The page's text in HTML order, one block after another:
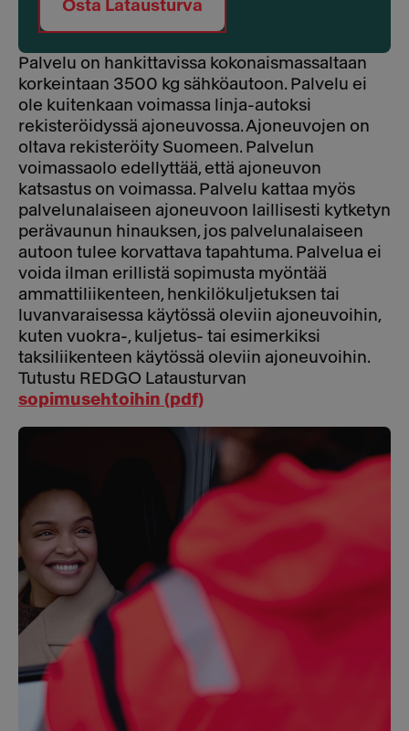
Osta Latausturva
Palvelu on hankittavissa kokonaismassaltaan
korkeintaan 3500 kg sähköautoon. Palvelu ei
ole kuitenkaan voimassa linja-autoksi
rekisteröidyssä ajoneuvossa. Ajoneuvojen on
oltava rekisteröity Suomeen. Palvelun
voimassaolo edellyttää, että ajoneuvon
katsastus on voimassa. Palvelu kattaa myös
palvelunalaiseen ajoneuvoon laillisesti kytketyn
perävaunun hinauksen, jos palvelunalaiseen
autoon tulee korvattava tapahtuma. Palvelua ei
voida ilman erillistä sopimusta myöntää
ammattiliikenteen, henkilökuljetuksen tai
luvanvaraisessa käytössä oleviin ajoneuvoihin,
kuten vuokra-, kuljetus- tai esimerkiksi
taksiliikenteen käytössä oleviin ajoneuvoihin.
Tutustu REDGO Latausturvan
sopimusehtoihin (pdf)